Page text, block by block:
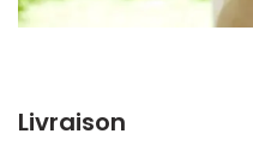
Livraison